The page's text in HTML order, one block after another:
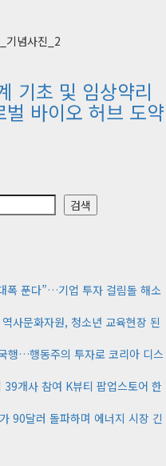
기초 및 임상약리
바이오 허브 도약
검색
폭 푼다”…기업 투자 걸림돌 해소
사문화자원, 청소년 교육현장 된
행…행동주의 투자로 코리아 디스
개사 참여 K뷰티 팝업스토어 한
90달러 돌파하며 에너지 시장 긴